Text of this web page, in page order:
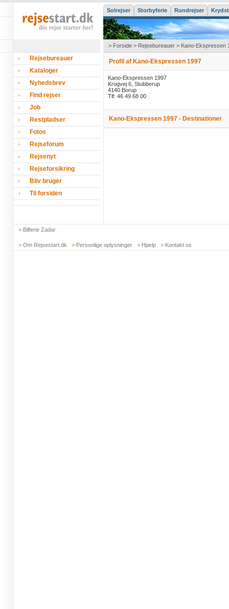
Solrejser Storbyferie Rundrejser
> Forside > Rejsebureauer > Kano-Ekspressen
Rejsebureauer
Kataloger
Nyhedsbrev
Find rejser
Job
Restpladser
Fotos
Rejseforum
Rejsenyt
Rejseforsikring
Bliv bruger
Til forsiden
Profil af Kano-Ekspressen 1997
Kano-Ekspressen 1997
Krogvej 6, Stubberup
4140 Borup
Tlf: 46 49 68 00
Kano-Ekspressen 1997 - Destinationer
> Bilferie Zadar
> Om Rejsestart.dk > Personlige oplysninger > Hjælp > Kontakt os